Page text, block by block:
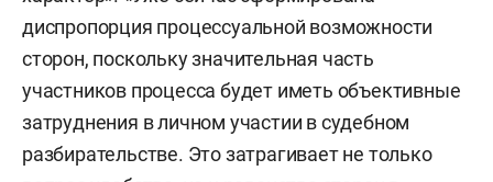
фигуранты дела от следствия и суда скрылись
еще в начале 2025 года. Но, как писали СМИ, в
июле прошлого года Сакуна задержали в
Италии. Генпрокуратура РФ направила
материалы для экстрадиции. Дело в отношении
диспропорция процессуальной возможности
сторон, поскольку значительная часть
участников процесса будет иметь объективные
затруднения в личном участии в судебном
разбирательстве. Это затрагивает не только